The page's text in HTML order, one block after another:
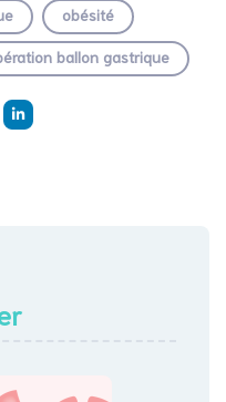
obésité
ballon gastrique